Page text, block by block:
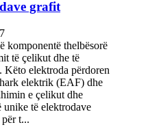
grafit
komponentë thelbësorë
të çelikut dhe të
Këto elektroda përdoren
elektrik (EAF) dhe
e çelikut dhe
unike të elektrodave
t...